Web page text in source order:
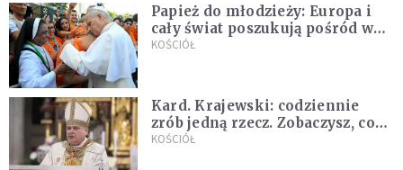
Papież do młodzieży: Europa i
cały świat poszukują pośród was
nowych świętych
KOŚCIÓŁ
Kard. Krajewski: codziennie
zrób jedną rzecz. Zobaczysz, co
stanie się z twoim życiem
KOŚCIÓŁ